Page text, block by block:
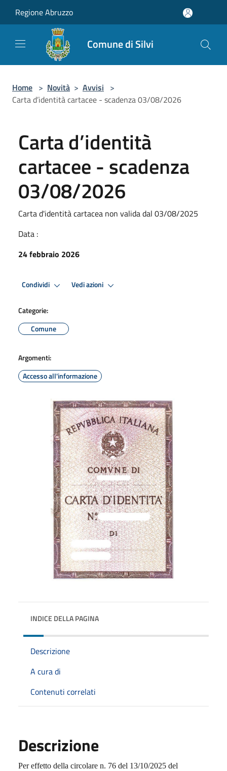
Regione Abruzzo
Comune di Silvi
Home > Novità > Avvisi >
Carta d’identità cartacee - scadenza 03/08/2026
Carta d’identità
cartacee - scadenza
03/08/2026
Carta d'identità cartacea non valida dal 03/08/2025
Data :
24 febbraio 2026
Condividi Vedi azioni
Categorie:
Comune
Argomenti:
Accesso all'informazione
INDICE DELLA PAGINA
Descrizione
A cura di
Contenuti correlati
Descrizione
Per effetto della circolare n. 76 del 13/10/2025 del